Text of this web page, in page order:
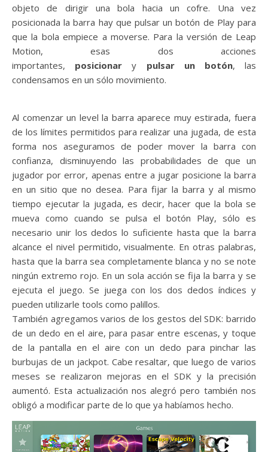
objeto de dirigir una bola hacia un cofre. Una vez
posicionada la barra hay que pulsar un botón de Play para
que la bola empiece a moverse. Para la versión de Leap
Motion, esas dos acciones
importantes, posicionar y pulsar un botón, las
condensamos en un sólo movimiento.
Al comenzar un level la barra aparece muy estirada, fuera
de los límites permitidos para realizar una jugada, de esta
forma nos aseguramos de poder mover la barra con
confianza, disminuyendo las probabilidades de que un
jugador por error, apenas entre a jugar posicione la barra
en un sitio que no desea. Para fijar la barra y al mismo
tiempo ejecutar la jugada, es decir, hacer que la bola se
mueva como cuando se pulsa el botón Play, sólo es
necesario unir los dedos lo suficiente hasta que la barra
alcance el nivel permitido, visualmente. En otras palabras,
hasta que la barra sea completamente blanca y no se note
ningún extremo rojo. En un sola acción se fija la barra y se
ejecuta el juego. Se juega con los dos dedos índices y
pueden utilizarle tools como palillos.
También agregamos varios de los gestos del SDK: barrido
de un dedo en el aire, para pasar entre escenas, y toque
de la pantalla en el aire con un dedo para pinchar las
burbujas de un jackpot. Cabe resaltar, que luego de varios
meses se realizaron mejoras en el SDK y la precisión
aumentó. Esta actualización nos alegró pero también nos
obligó a modificar parte de lo que ya habíamos hecho.